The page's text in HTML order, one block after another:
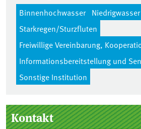
Binnenhochwasser Niedrigwasser
Starkregen/Sturzfluten
Freiwillige Vereinbarung,
Informationsbereitstellung und
Sonstige Institution
Seitenleiste
Kontakt